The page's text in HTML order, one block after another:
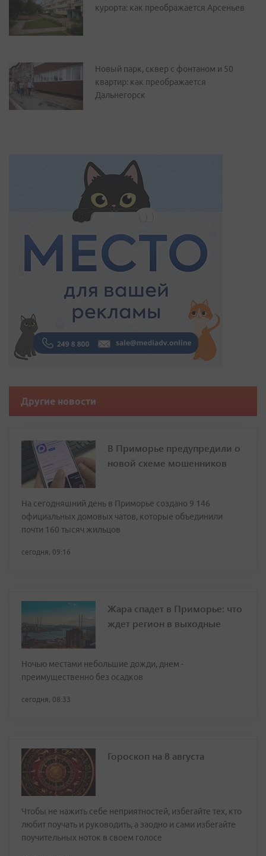
курорта: как преображается Арсеньев
Новый парк, сквер с фонтаном и 50
квартир: как преображается
Дальнегорск
Другие новости
В Приморье предупредили о
новой схеме мошенников
На сегодняшний день в Приморье создано 9 146
официальных домовых чатов, которые объединили
почти 160 тысяч жильцов
сегодня, 09:16
Жара спадет в Приморье: что
ждет регион в выходные
Ночью местами небольшие дожди, днем -
преимущественно без осадков
сегодня, 08:33
Гороскоп на 8 августа
Чтобы не нажить себе неприятностей, избегайте тех, кто
любит поучать и руководить, а заодно и сами избегайте
поучительных ноток в своем голосе